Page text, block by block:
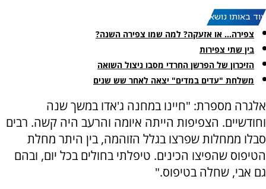
עוד באותו נושא:
צפירה... או אזעקה? למה שמו צפירה השנה?
בין שתי צפירות
הזיכרון של הפרשן החרדי מסבו ניצול השואה
משלחת "עדים במדים" יצאה לאחר שש שנים
אלגרה מספרת: "חיינו במחנה ג'אדו במשך שנה
וחודשיים. הצפיפות הייתה איומה והרעב היה קשה. רבים
סבלו ממחלות שפרצו בגלל הזוהמה, בין היתר מחלת
הטיפוס שהפיצו הכינים. טיפלתי בחולים בכל יום, ובהם
גם אבי, שחלה בטיפוס."